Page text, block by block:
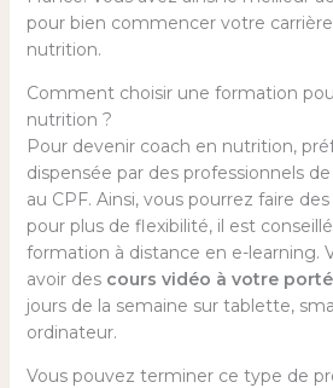
pour bien commencer votre
nutrition.
Comment choisir une formation
nutrition ?
Pour devenir coach en nutrition,
dispensée par des professionnels
au CPF. Ainsi, vous pourrez faire
pour plus de flexibilité, il est
formation à distance en e-learning.
avoir des cours vidéo à votre
jours de la semaine sur tablette,
ordinateur.
Vous pouvez terminer ce type de